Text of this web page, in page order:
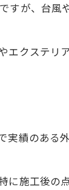
すが、台風
エクステリ
績のある
に施工後の